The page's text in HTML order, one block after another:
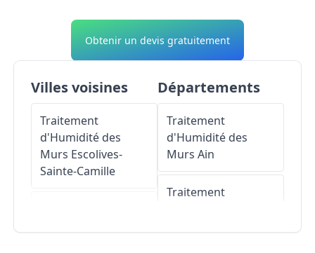
Obtenir un devis gratuitement
Villes voisines
Traitement
d'Humidité des
Murs Escolives-
Sainte-Camille
Départements
Traitement
d'Humidité des
Murs Ain
Traitement